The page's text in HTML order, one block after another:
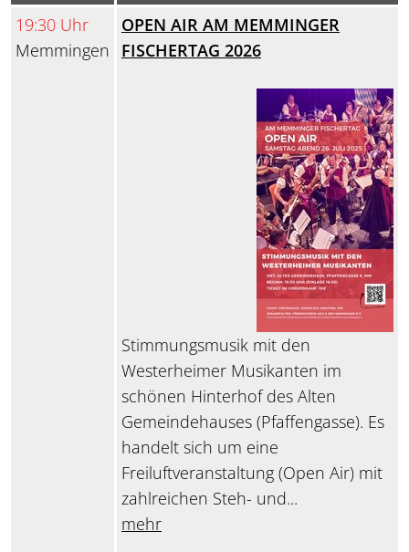
19:30 Uhr
Memmingen
OPEN AIR AM MEMMINGER
FISCHERTAG 2026
Stimmungsmusik mit den
Westerheimer Musikanten im
schönen Hinterhof des Alten
Gemeindehauses (Pfaffengasse). Es
handelt sich um eine
Freiluftveranstaltung (Open Air) mit
zahlreichen Steh- und...
mehr